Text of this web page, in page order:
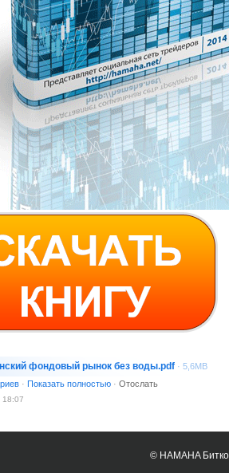
фондовый рынок без воды.pdf · 5,6MB
· Показать полностью · Отослать
18:07
© HAMAHA